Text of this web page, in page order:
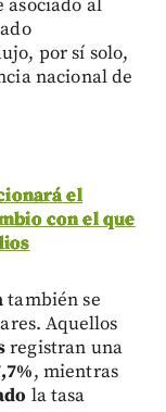
asociado al
por sí solo,
nacional de
el
con el que
también se
Aquellos
registran una
, mientras
la tasa